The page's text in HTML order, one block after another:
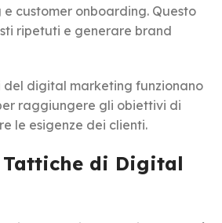
customer onboarding. Questo
ripetuti e generare brand
del digital marketing funzionano
raggiungere gli obiettivi di
le esigenze dei clienti.
di Digital